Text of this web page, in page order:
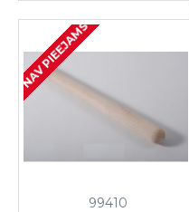
NAV PIEEJAMS
99410